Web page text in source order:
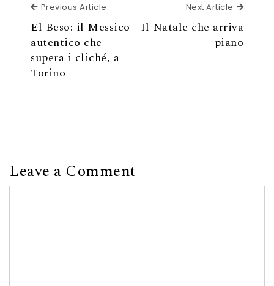
Previous Article
El Beso: il Messico
autentico che
supera i cliché, a
Torino
Next Article Next
Il Natale che arriva
piano
Leave a Comment